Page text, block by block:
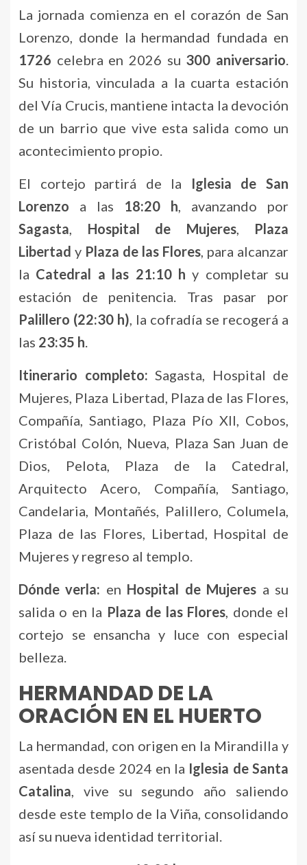
La jornada comienza en el corazón de San
Lorenzo, donde la hermandad fundada en
1726 celebra en 2026 su 300 aniversario.
Su historia, vinculada a la cuarta estación
del Vía Crucis, mantiene intacta la devoción
de un barrio que vive esta salida como un
acontecimiento propio.
El cortejo partirá de la Iglesia de San
Lorenzo a las 18:20 h, avanzando por
Sagasta, Hospital de Mujeres, Plaza
Libertad y Plaza de las Flores, para alcanzar
la Catedral a las 21:10 h y completar su
estación de penitencia. Tras pasar por
Palillero (22:30 h), la cofradía se recogerá a
las 23:35 h.
Itinerario completo: Sagasta, Hospital de
Mujeres, Plaza Libertad, Plaza de las Flores,
Compañía, Santiago, Plaza Pío XII, Cobos,
Cristóbal Colón, Nueva, Plaza San Juan de
Dios, Pelota, Plaza de la Catedral,
Arquitecto Acero, Compañía, Santiago,
Candelaria, Montañés, Palillero, Columela,
Plaza de las Flores, Libertad, Hospital de
Mujeres y regreso al templo.
Dónde verla: en Hospital de Mujeres a su
salida o en la Plaza de las Flores, donde el
cortejo se ensancha y luce con especial
belleza.
HERMANDAD DE LA
ORACIÓN EN EL HUERTO
La hermandad, con origen en la Mirandilla y
asentada desde 2024 en la Iglesia de Santa
Catalina, vive su segundo año saliendo
desde este templo de la Viña, consolidando
así su nueva identidad territorial.